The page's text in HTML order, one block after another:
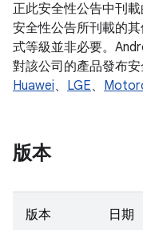
正此安全性公告中刊
安全性公告所刊載的
式等級並非必要。
對該公司的產品發布
Huawei、 LGE、
版本
版本 日期